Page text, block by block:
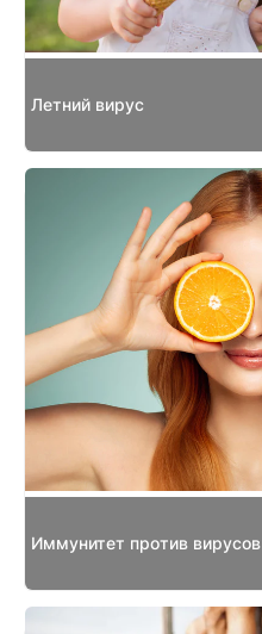
Летний вирус
Иммунитет против вирусов